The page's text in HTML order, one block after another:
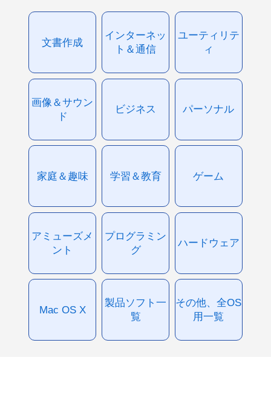
文書作成
インターネッ
ト＆通信
ユーティリテ
ィ
画像＆サウン
ド
ビジネス パーソナル
家庭＆趣味 学習＆教育 ゲーム
アミューズメ
ント
プログラミン
グ
ハードウェア
Mac OS X
製品ソフト一
覧
その他、全OS
用一覧